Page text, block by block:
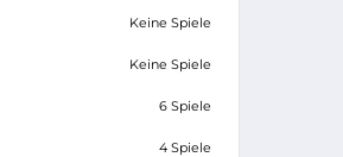
Keine Spiele
Keine Spiele
6 Spiele
4 Spiele